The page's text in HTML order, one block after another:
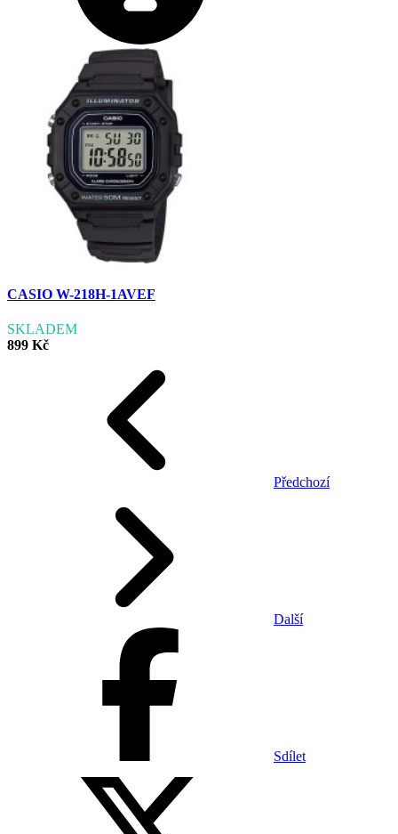
CASIO W-218H-1AVEF
SKLADEM
899 Kč
Předchozí
Další
Sdílet